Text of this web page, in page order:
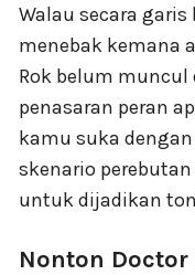
Walau secara
menebak kemana
Rok belum muncul
penasaran peran
kamu suka
skenario
untuk dijadikan
Nonton